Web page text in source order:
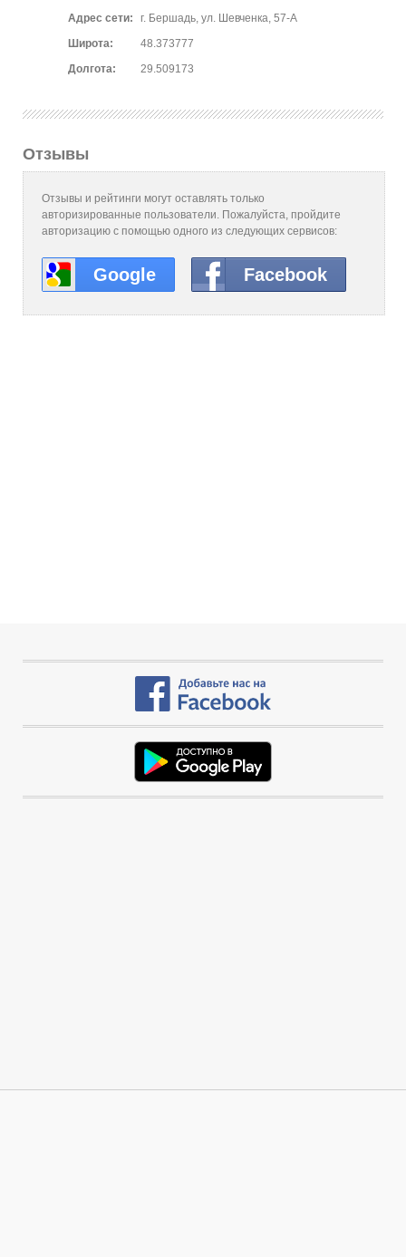
Адрес сети:
г. Бершадь, ул. Шевченка, 57-А
Широта:
48.373777
Долгота:
29.509173
Отзывы
Отзывы и рейтинги могут оставлять только
авторизированные пользователи. Пожалуйста, пройдите
авторизацию с помощью одного из следующих сервисов:
Google Facebook